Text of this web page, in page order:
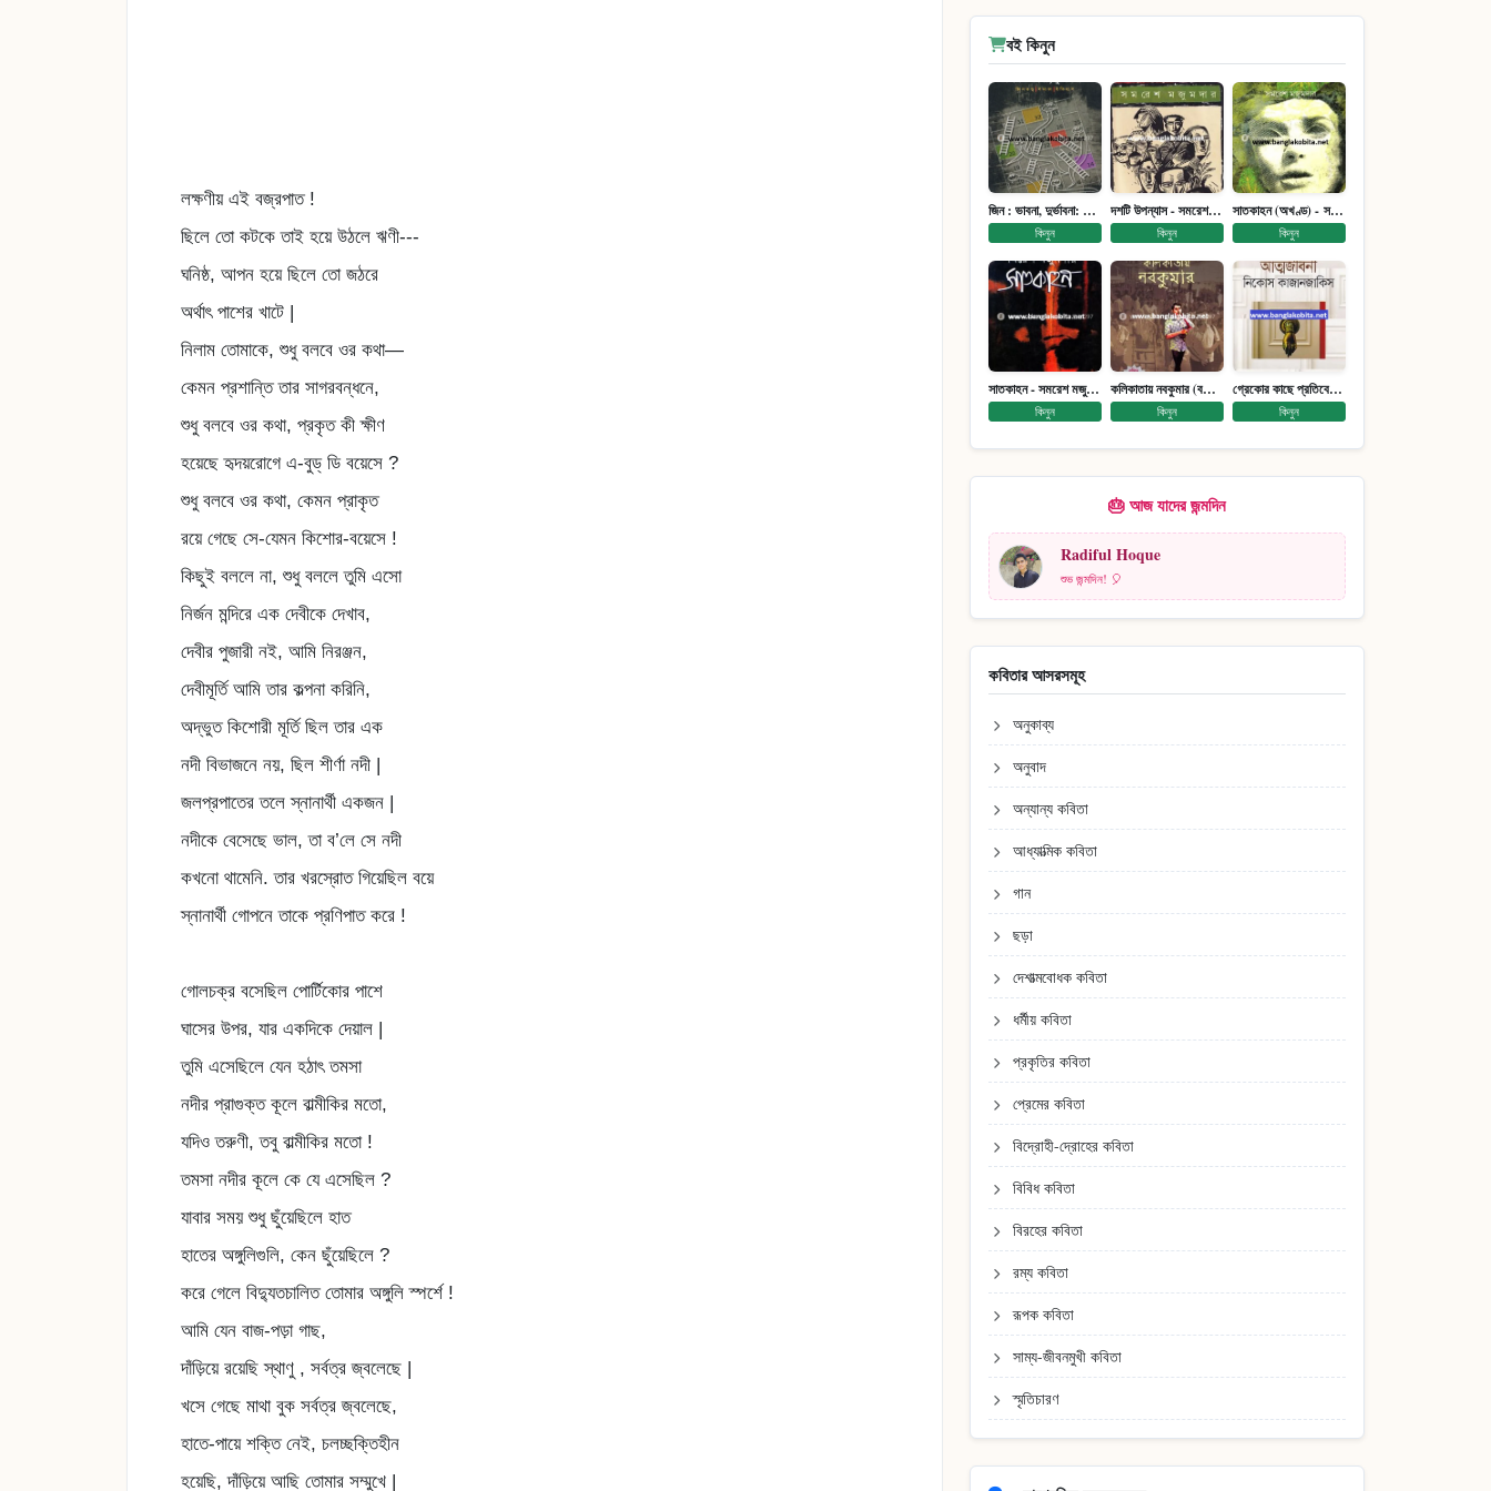
লক্ষণীয় এই বজ্রপাত !
ছিলে তো কটকে তাই হয়ে উঠলে ঋণী---
ঘনিষ্ঠ, আপন হয়ে ছিলে তো জঠরে
অর্থাৎ পাশের খাটে |
নিলাম তোমাকে, শুধু বলবে ওর কথা—
কেমন প্রশান্তি তার সাগরবন্ধনে,
শুধু বলবে ওর কথা, প্রকৃত কী ক্ষীণ
হয়েছে হৃদয়রোগে এ-বুড্ ডি বয়েসে ?
শুধু বলবে ওর কথা, কেমন প্রাকৃত
রয়ে গেছে সে-যেমন কিশোর-বয়েসে !
কিছুই বললে না, শুধু বললে তুমি এসো
নির্জন মন্দিরে এক দেবীকে দেখাব,
দেবীর পুজারী নই, আমি নিরঞ্জন,
দেবীমূর্তি আমি তার কল্পনা করিনি,
অদ্ভুত কিশোরী মূর্তি ছিল তার এক
নদী বিভাজনে নয়, ছিল শীর্ণা নদী |
জলপ্রপাতের তলে স্নানার্থী একজন |
নদীকে বেসেছে ভাল, তা ব’লে সে নদী
কখনো থামেনি. তার খরস্রোত গিয়েছিল বয়ে
স্নানার্থী গোপনে তাকে প্রণিপাত করে !
গোলচক্র বসেছিল পোর্টিকোর পাশে
ঘাসের উপর, যার একদিকে দেয়াল |
তুমি এসেছিলে যেন হঠাৎ তমসা
নদীর প্রাগুক্ত কূলে বাল্মীকির মতো,
যদিও তরুণী, তবু বাল্মীকির মতো !
তমসা নদীর কূলে কে যে এসেছিল ?
যাবার সময় শুধু ছুঁয়েছিলে হাত
হাতের অঙ্গুলিগুলি, কেন ছুঁয়েছিলে ?
করে গেলে বিদ্যুতচালিত তোমার অঙ্গুলি স্পর্শে !
আমি যেন বাজ-পড়া গাছ,
দাঁড়িয়ে রয়েছি স্থাণু , সর্বত্র জ্বলেছে |
খসে গেছে মাথা বুক সর্বত্র জ্বলেছে,
হাতে-পায়ে শক্তি নেই, চলচ্ছক্তিহীন
হয়েছি, দাঁড়িয়ে আছি তোমার সম্মুখে |
বই কিনুন
জিন : ভাবনা, দুর্ভাবনা: জিনতত্ত্ব সমাজ ইতিহাস (পেপারব্যাক)
কিনুন
দশটি উপন্যাস - সমরেশ মজুমদার
কিনুন
সাতকাহন (অখণ্ড) - সমরেশ মজুমদার
কিনুন
সাতকাহন - সমরেশ মজুমদার
কিনুন
কলিকাতায় নবকুমার (বঙ্কিম পুরষ্কারে সম্মানিত)(মানবিক মেগা উপন্যাস)
কিনুন
গ্রেকোর কাছে প্রতিবেদন : আত্মজীবনী
কিনুন
🎂 আজ যাদের জন্মদিন
Radiful Hoque
শুভ জন্মদিন! 🎈
কবিতার আসরসমূহ
অনুকাব্য
অনুবাদ
অন্যান্য কবিতা
আধ্যাত্মিক কবিতা
গান
ছড়া
দেশাত্মবোধক কবিতা
ধর্মীয় কবিতা
প্রকৃতির কবিতা
প্রেমের কবিতা
বিদ্রোহী-দ্রোহের কবিতা
বিবিধ কবিতা
বিরহের কবিতা
রম্য কবিতা
রূপক কবিতা
সাম্য-জীবনমুখী কবিতা
স্মৃতিচারণ